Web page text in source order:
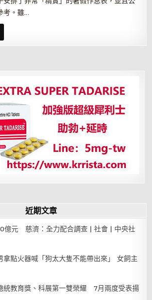
考。雖…
近期文章
億元 慈濟：全力配合調查 | 社會 | 中央社
拿點火器喊「狗太大隻不能帶出來」 女飼主
統教育獎、科展第一雙榮耀 7月兩度受表揚